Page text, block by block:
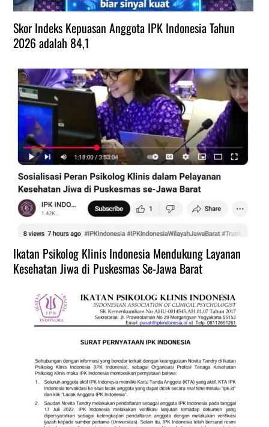
Skor Indeks Kepuasan Anggota IPK Indonesia Tahun
2026 adalah 84,1
Ikatan Psikolog Klinis Indonesia Mendukung Layanan
Kesehatan Jiwa di Puskesmas Se-Jawa Barat